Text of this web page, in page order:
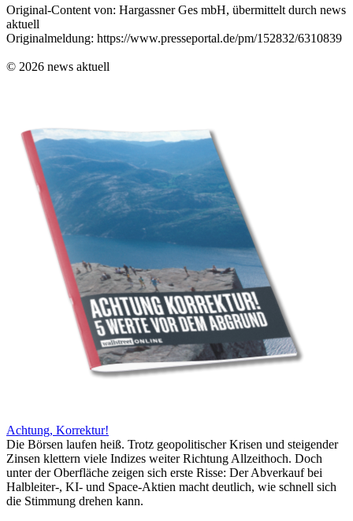
Original-Content von: Hargassner Ges mbH, übermittelt durch news
aktuell
Originalmeldung: https://www.presseportal.de/pm/152832/6310839
© 2026 news aktuell
Achtung, Korrektur!
Die Börsen laufen heiß. Trotz geopolitischer Krisen und steigender
Zinsen klettern viele Indizes weiter Richtung Allzeithoch. Doch
unter der Oberfläche zeigen sich erste Risse: Der Abverkauf bei
Halbleiter-, KI- und Space-Aktien macht deutlich, wie schnell sich
die Stimmung drehen kann.